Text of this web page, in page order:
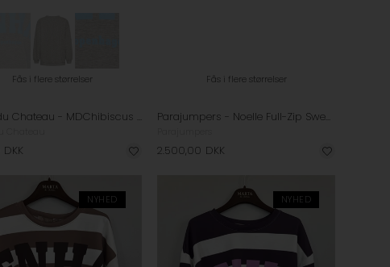
Fås i flere størrelser
Marta du Chateau - MDChibiscus Sweatshirt - Grey/ Skyblue
DKK
Fås i flere størrelser
Parajumpers - Noelle Full-Zip Sweatshirt - Olive Green
2.500,00 DKK
NYHED NYHED